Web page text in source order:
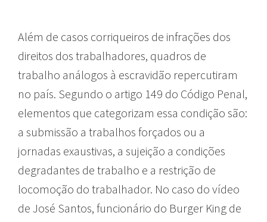
Além de casos corriqueiros de infrações dos
direitos dos trabalhadores, quadros de
trabalho análogos à escravidão repercutiram
no país. Segundo o artigo 149 do Código Penal,
elementos que categorizam essa condição são:
a submissão a trabalhos forçados ou a
jornadas exaustivas, a sujeição a condições
degradantes de trabalho e a restrição de
locomoção do trabalhador. No caso do vídeo
de José Santos, funcionário do Burger King de